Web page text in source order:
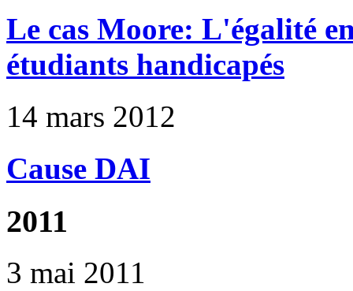
Le cas Moore: L'égalité
étudiants handicapés
14 mars 2012
Cause DAI
2011
3 mai 2011